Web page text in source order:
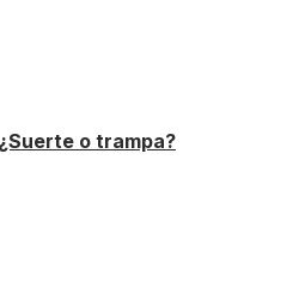
o trampa?